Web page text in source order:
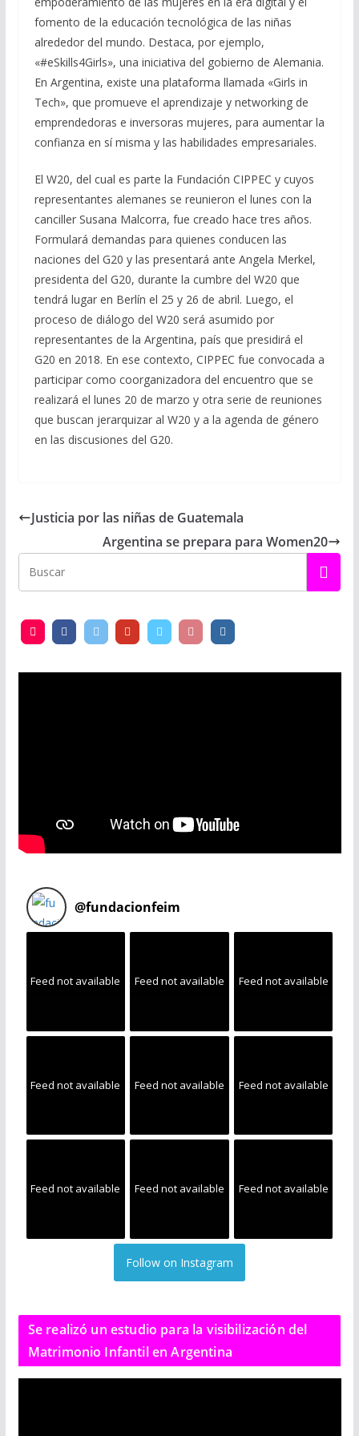
fomento de la educación tecnológica de las niñas
alrededor del mundo. Destaca, por ejemplo,
«#eSkills4Girls», una iniciativa del gobierno de Alemania.
En Argentina, existe una plataforma llamada «Girls in
Tech», que promueve el aprendizaje y networking de
emprendedoras e inversoras mujeres, para aumentar la
confianza en sí misma y las habilidades empresariales.
El W20, del cual es parte la Fundación CIPPEC y cuyos
representantes alemanes se reunieron el lunes con la
canciller Susana Malcorra, fue creado hace tres años.
Formulará demandas para quienes conducen las
naciones del G20 y las presentará ante Angela Merkel,
presidenta del G20, durante la cumbre del W20 que
tendrá lugar en Berlín el 25 y 26 de abril. Luego, el
proceso de diálogo del W20 será asumido por
representantes de la Argentina, país que presidirá el
G20 en 2018. En ese contexto, CIPPEC fue convocada a
participar como coorganizadora del encuentro que se
realizará el lunes 20 de marzo y otra serie de reuniones
que buscan jerarquizar al W20 y a la agenda de género
en las discusiones del G20.
Justicia por las niñas de Guatemala
Argentina se prepara para Women20
@fundacionfeim
Feed not available Feed not available Feed not available
Feed not available Feed not available Feed not available
Feed not available Feed not available Feed not available
Follow on Instagram
Se realizó un estudio para la visibilización del
Matrimonio Infantil en Argentina